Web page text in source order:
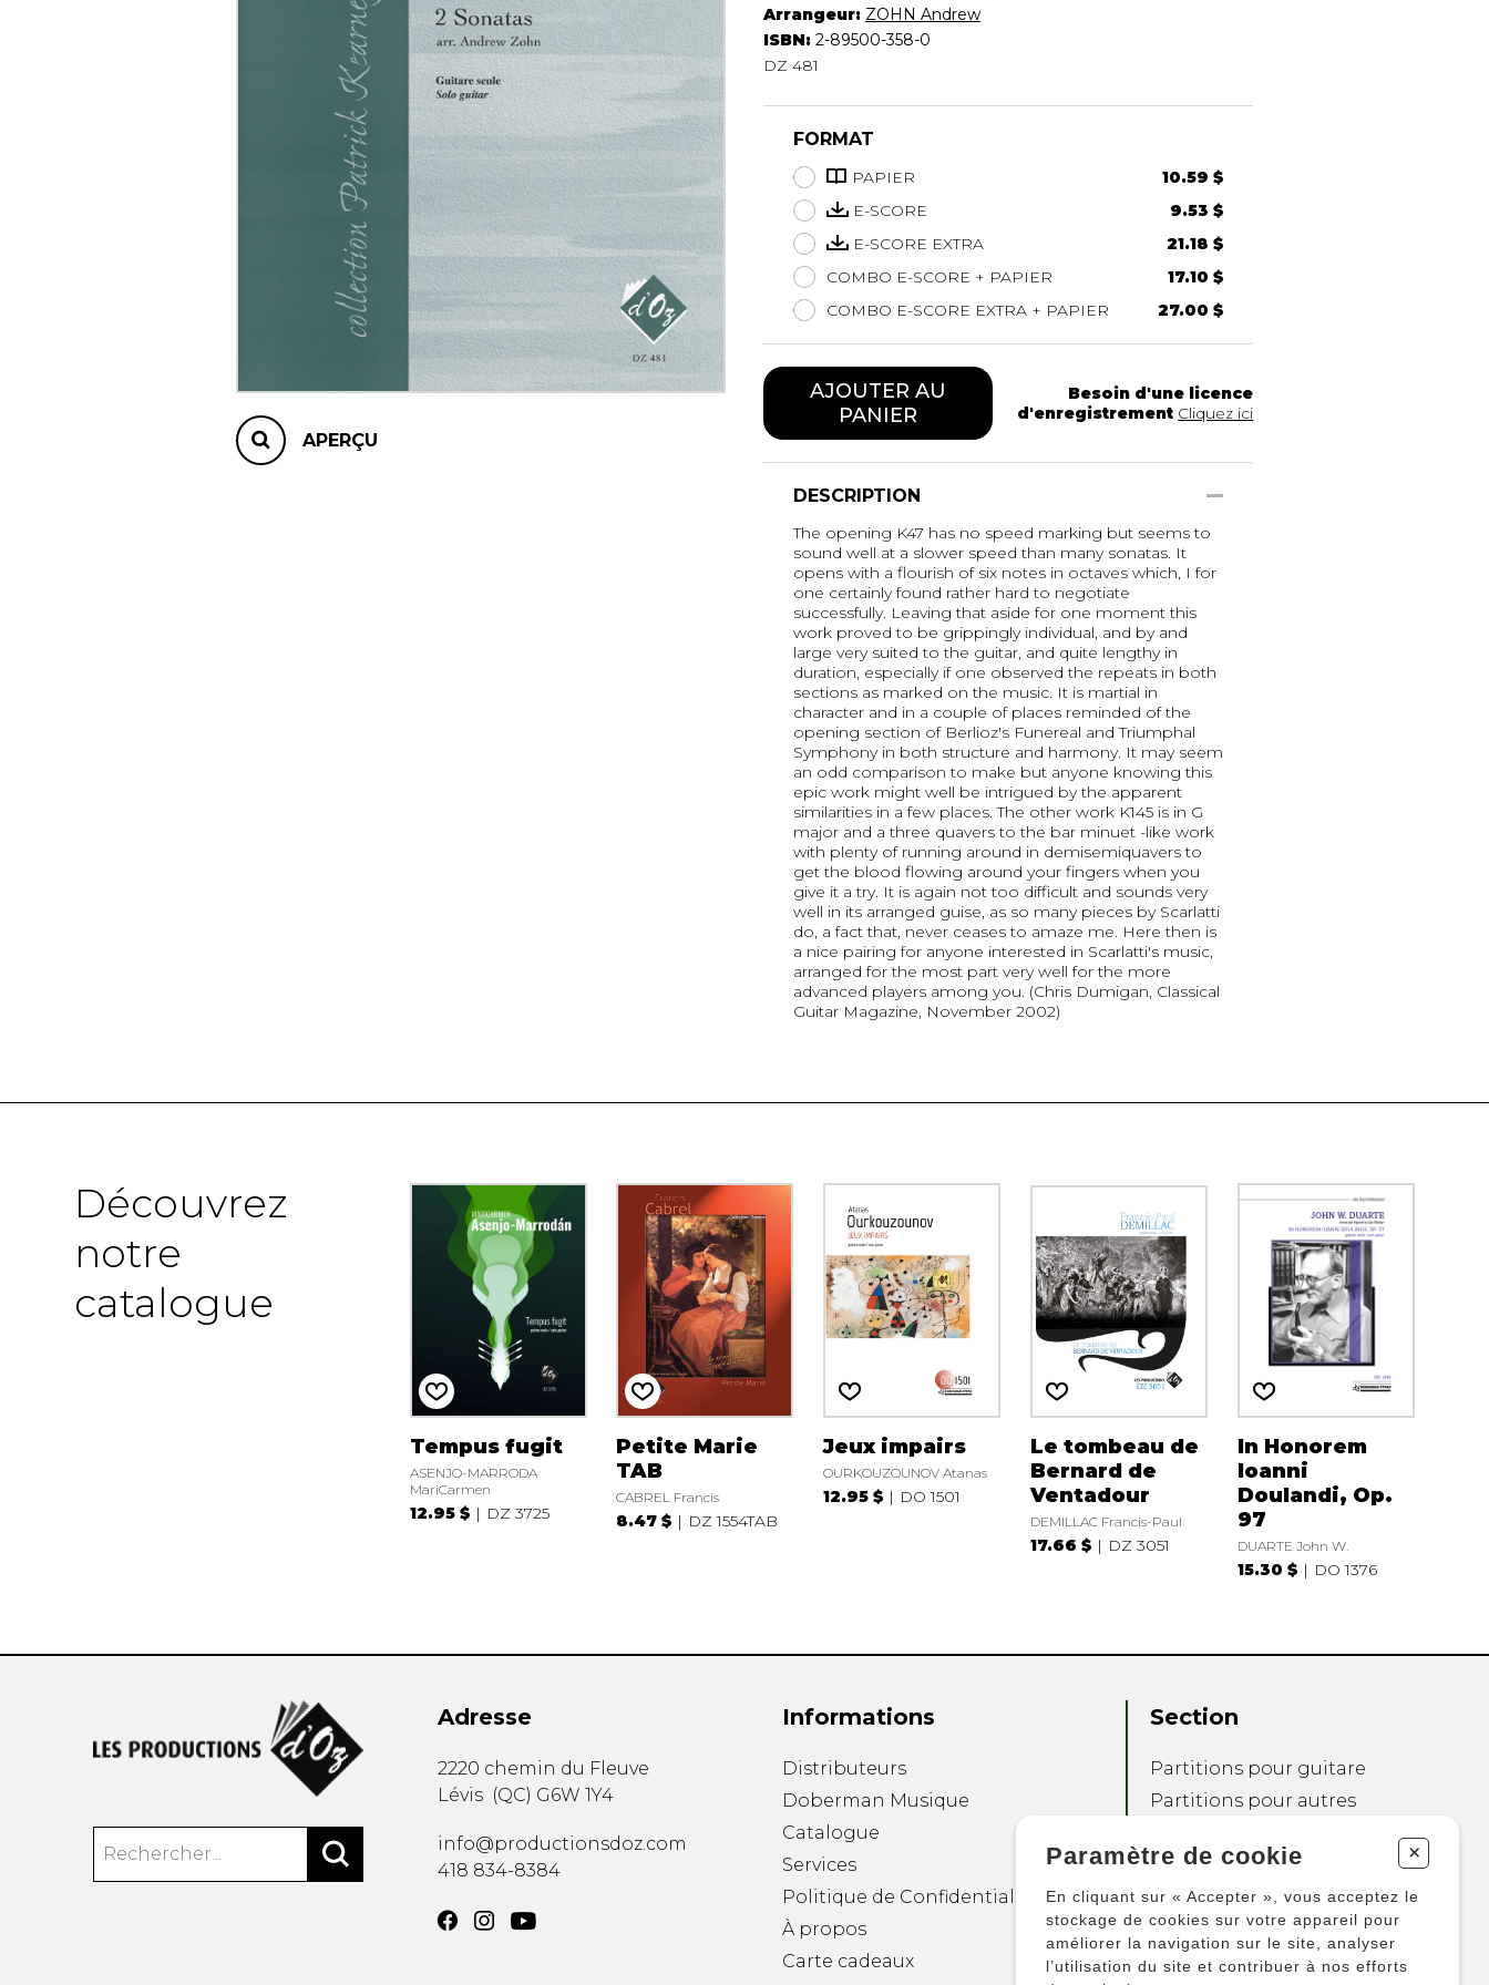
Hautbois
Luth
Mandoline
Piano
Saxophone
Trombone
Trompette
Tuba
Ukulélé
Violon
APERÇU
Arrangeur: ZOHN Andrew
ISBN: 2-89500-358-0
DZ 481
FORMAT
PAPIER
10.59 $
E-SCORE
9.53 $
E-SCORE EXTRA
21.18 $
COMBO E-SCORE + PAPIER
17.10 $
COMBO E-SCORE EXTRA + PAPIER
27.00 $
AJOUTER AU
PANIER
Besoin d'une licence
d'enregistrement Cliquez ici
DESCRIPTION
The opening K47 has no speed marking but seems to
sound well at a slower speed than many sonatas. It
opens with a flourish of six notes in octaves which, I for
one certainly found rather hard to negotiate
successfully. Leaving that aside for one moment this
work proved to be grippingly individual, and by and
large very suited to the guitar, and quite lengthy in
duration, especially if one observed the repeats in both
sections as marked on the music. It is martial in
character and in a couple of places reminded of the
opening section of Berlioz's Funereal and Triumphal
Symphony in both structure and harmony. It may seem
an odd comparison to make but anyone knowing this
epic work might well be intrigued by the apparent
similarities in a few places. The other work K145 is in G
major and a three quavers to the bar minuet -like work
with plenty of running around in demisemiquavers to
get the blood flowing around your fingers when you
give it a try. It is again not too difficult and sounds very
well in its arranged guise, as so many pieces by Scarlatti
do, a fact that, never ceases to amaze me. Here then is
a nice pairing for anyone interested in Scarlatti's music,
arranged for the most part very well for the more
advanced players among you. (Chris Dumigan, Classical
Guitar Magazine, November 2002)
Découvrez
notre
catalogue
Tempus fugit
ASENJO-MARRODA
MariCarmen
12.95 $ DZ 3725
Petite Marie
TAB
CABREL Francis
8.47 $ DZ 1554TAB
Jeux impairs
OURKOUZOUNOV Atanas
12.95 $ DO 1501
Le tombeau de
Bernard de
Ventadour
DEMILLAC Francis-Paul
17.66 $ DZ 3051
In Honorem
Ioanni
Doulandi, Op.
97
DUARTE John W.
15.30 $ DO 1376
Adresse
2220 chemin du Fleuve
Lévis (QC) G6W 1Y4
info@productionsdoz.com
418 834-8384
Informations
Distributeurs
Doberman Musique
Catalogue
Services
Politique de Confidentialité
À propos
Carte cadeaux
Section
Partitions pour guitare
Partitions pour autres
Partitions pour
ensembles
Autres produits
Paramètre de cookie +
En cliquant sur « Accepter », vous acceptez le
stockage de cookies sur votre appareil pour
améliorer la navigation sur le site, analyser
l’utilisation du site et contribuer à nos efforts